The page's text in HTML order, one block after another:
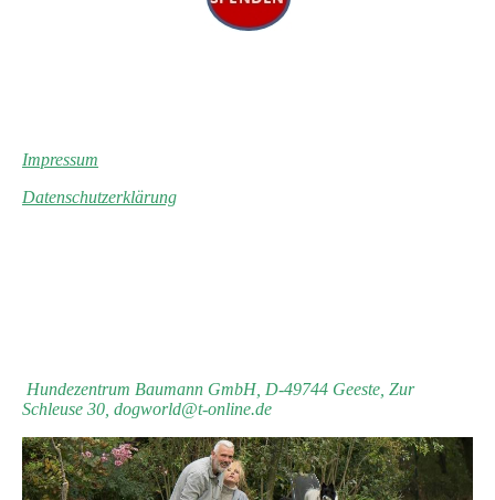
Impressum
Datenschutzerklärung
Hundezentrum Baumann GmbH, D-49744 Geeste, Zur
Schleuse 30, dogworld@t-online.de